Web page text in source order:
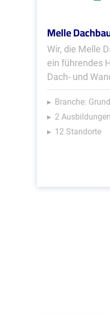
Melle
Wir, die Melle
ein führendes
Dach- und
Branche:
2 Ausbildungen
12 Standorte